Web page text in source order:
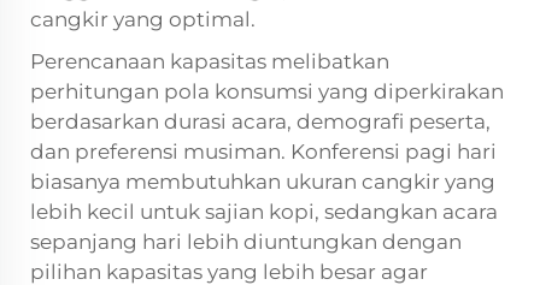
cangkir yang optimal.
Perencanaan kapasitas melibatkan
perhitungan pola konsumsi yang diperkirakan
berdasarkan durasi acara, demografi peserta,
dan preferensi musiman. Konferensi pagi hari
biasanya membutuhkan ukuran cangkir yang
lebih kecil untuk sajian kopi, sedangkan acara
sepanjang hari lebih diuntungkan dengan
pilihan kapasitas yang lebih besar agar